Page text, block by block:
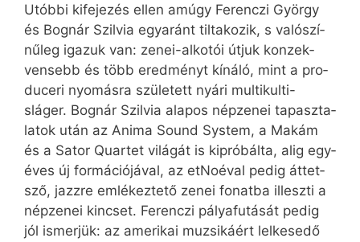
Utób­bi ki­fe­je­zés el­len amúgy Ferenczi György
és Bog­nár Szil­via egy­aránt til­ta­ko­zik, s va­ló­szí­
nű­leg iga­zuk van: ze­nei-al­ko­tói út­juk kon­zek­
ven­sebb és több ered­ményt kí­ná­ló, mint a pro­
du­ce­ri nyo­más­ra szü­le­tett nyá­ri multikulti-
sláger. Bog­nár Szil­via ala­pos nép­ze­nei ta­pasz­ta­
la­tok után az Anima Sound System, a Makám
és a Sator Quartet vi­lá­gát is ki­pró­bál­ta, alig egy­
éves új for­má­ci­ó­já­val, az etNoéval pe­dig át­tet­
sző, jazz­re em­lé­kez­te­tő ze­nei fo­nat­ba il­lesz­ti a
nép­ze­nei kin­cset. Ferenczi pá­lya­fu­tá­sát pe­dig
jól is­mer­jük: az ame­ri­kai mu­zsi­ká­ért lel­ke­se­dő